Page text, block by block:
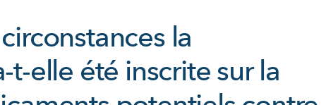
la
elle été inscrite sur la